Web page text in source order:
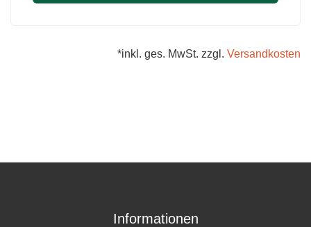
*inkl. ges. MwSt. zzgl. Versandkosten
Informationen